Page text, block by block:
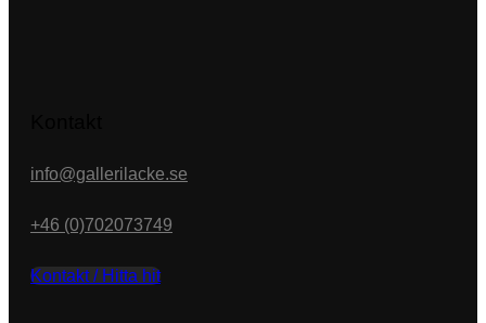
info@gallerilacke.se
+46 (0)702073749
Kontakt / Hitta hit